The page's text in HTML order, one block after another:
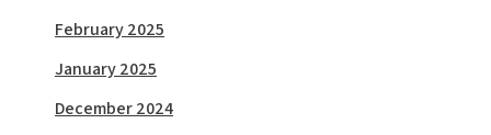
February 2025
January 2025
December 2024